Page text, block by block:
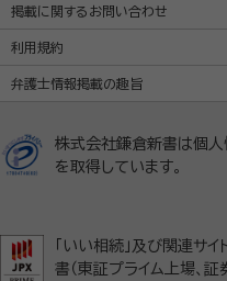
掲載に関するお問い合わせ
利用規約
弁護士情報掲載の趣旨
株式会社鎌倉新書は個人
を取得しています。
「いい相続」及び関連サ
書（東証プライム上場、